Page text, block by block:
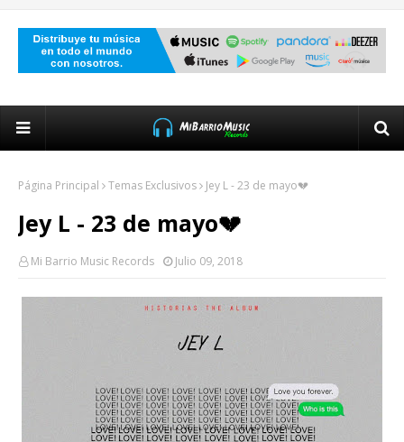
Página Principal Temas Exclusivos Jey L - 23 de mayo💔
Jey L - 23 de mayo💔
Mi Barrio Music Records Julio 09, 2018